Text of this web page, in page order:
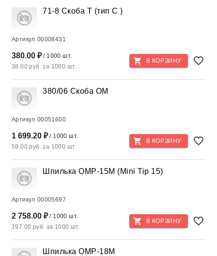
71-8 Скоба T (тип С )
Артикул 00008431
380.00 ₽/ 1000 шт.
38.00 руб. за 1000 шт.
В КОРЗИНУ
380/06 Скоба OM
Артикул 00051600
1 699.20 ₽/ 1000 шт.
59.00 руб. за 1000 шт.
В КОРЗИНУ
Шпилька ОМР-15M (Mini Tip 15)
Артикул 00005697
2 758.00 ₽/ 1000 шт.
197.00 руб. за 1000 шт.
В КОРЗИНУ
Шпилька ОМР-18M